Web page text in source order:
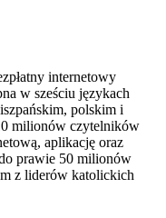
internetowy
w sześciu językach
polskim i
milionów czytelników
aplikację oraz
prawie 50 milionów
z liderów katolickich